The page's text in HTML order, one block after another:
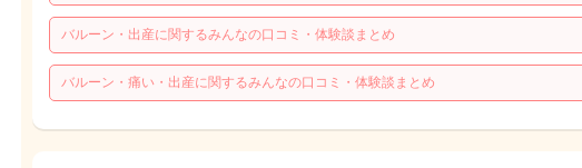
バルーン・出産に関するみんなの口コミ・体験談まとめ
バルーン・痛い・出産に関するみんなの口コミ・体験談まとめ